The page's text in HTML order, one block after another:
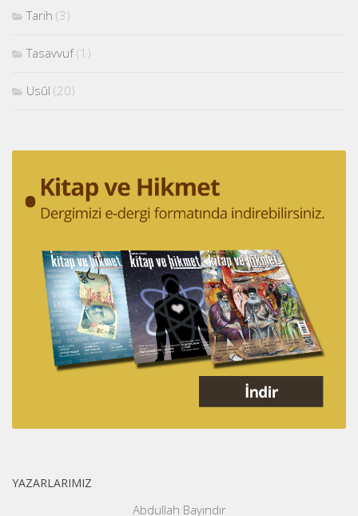
Tarih (3)
Tasavvuf(1)
Usûl (20)
YAZARLARIMIZ
Abdullah Bayındır